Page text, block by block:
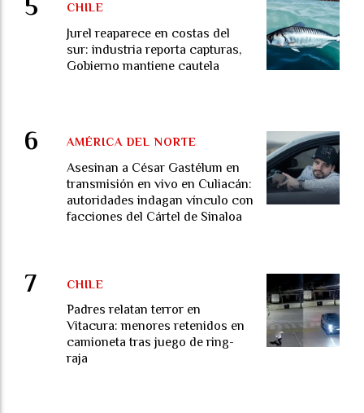
Jurel reaparece en costas del
sur: industria reporta capturas,
Gobierno mantiene cautela
CHILE
Asesinan a César Gastélum en
transmisión en vivo en Culiacán:
autoridades indagan vínculo con
facciones del Cártel de Sinaloa
AMÉRICA DEL NORTE
Padres relatan terror en
Vitacura: menores retenidos en
camioneta tras juego de ring-
raja
CHILE